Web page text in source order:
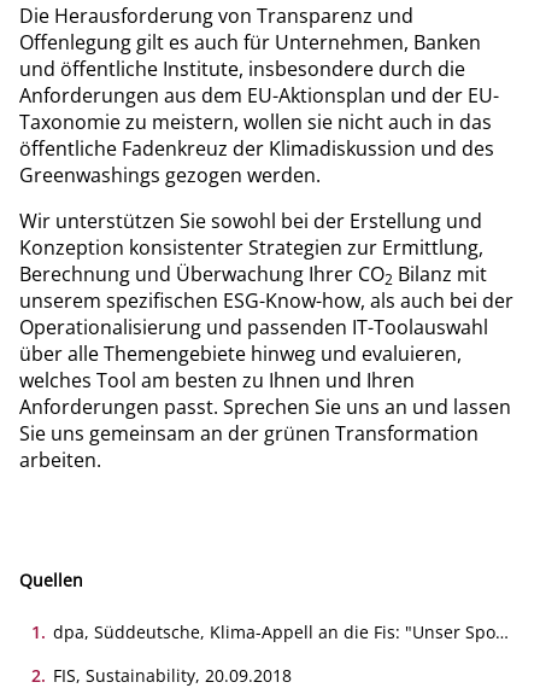
Die Herausforderung von Transparenz und
Offenlegung gilt es auch für Unternehmen, Banken
und öffentliche Institute, insbesondere durch die
Anforderungen aus dem EU-Aktionsplan und der EU-
Taxonomie zu meistern, wollen sie nicht auch in das
öffentliche Fadenkreuz der Klimadiskussion und des
Greenwashings gezogen werden.
Wir unterstützen Sie sowohl bei der Erstellung und
Konzeption konsistenter Strategien zur Ermittlung,
Berechnung und Überwachung Ihrer CO2 Bilanz mit
unserem spezifischen ESG-Know-how, als auch bei der
Operationalisierung und passenden IT-Toolauswahl
über alle Themengebiete hinweg und evaluieren,
welches Tool am besten zu Ihnen und Ihren
Anforderungen passt. Sprechen Sie uns an und lassen
Sie uns gemeinsam an der grünen Transformation
arbeiten.
Quellen
1. dpa, Süddeutsche, Klima-Appell an die Fis: "Unser Sport
2. FIS, Sustainability, 20.09.2018